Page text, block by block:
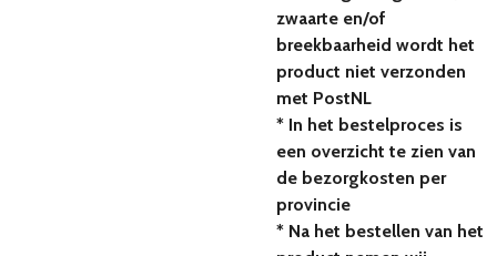
zwaarte en/of
breekbaarheid wordt het
product niet verzonden
met PostNL
* In het bestelproces is
een overzicht te zien van
de bezorgkosten per
provincie
* Na het bestellen van het